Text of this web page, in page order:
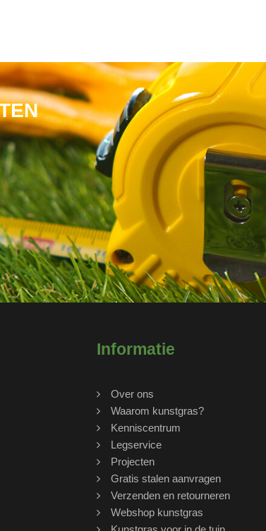
Informatie
Over ons
Waarom kunstgras?
Kenniscentrum
Legservice
Projecten
Gratis stalen aanvragen
Verzenden en retourneren
Webshop kunstgras